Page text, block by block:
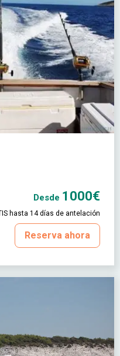
Desde 1000€
hasta 14 días de antelación
Reserva ahora